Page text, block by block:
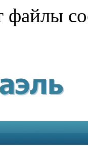
файлы